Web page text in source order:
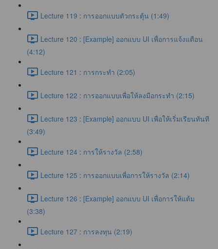
Lecture 119 : การออกแบบตัวกระตุ้น (1:49)
Lecture 120 : [Example] ออกแบบ UI เพื่อการแจ้งแตือน
(4:12)
Lecture 121 : การกระทำ (2:05)
Lecture 122 : การออกแบบเพื่อให้ลงมือกระทำ (2:15)
Lecture 123 : [Example] ออกแบบ UI เพื่อให้เริ่มเรียนทันที
(3:49)
Lecture 124 : การให้รางวัล (2:58)
Lecture 125 : การออกแบบเพื่อการให้รางวัล (2:14)
Lecture 126 : [Example] ออกแบบ UI เพื่อการให้แต้ม
(3:38)
Lecture 127 : การลงทุน (2:19)